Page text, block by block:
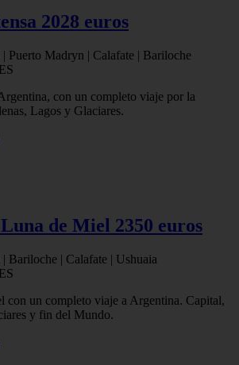
2028 euros
Puerto Madryn | Calafate | Bariloche
con un completo viaje por la
Lagos y Glaciares.
de Miel 2350 euros
Bariloche | Calafate | Ushuaia
con un completo viaje a Argentina. Capital,
y fin del Mundo.